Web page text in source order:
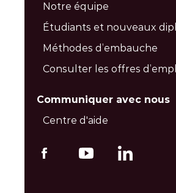
Notre équipe
Étudiants et nouveaux
Méthodes d’embauche
Consulter les offres
Communiquer avec nous
Centre d'aide